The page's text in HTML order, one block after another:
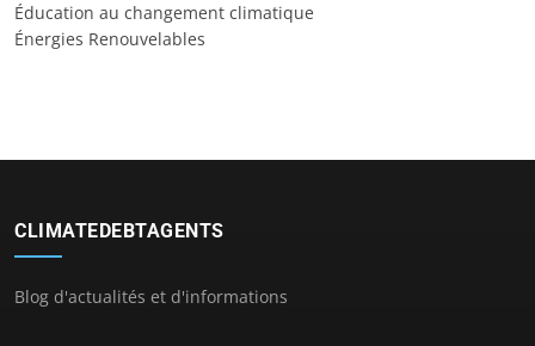
Éducation au changement climatique
Énergies Renouvelables
CLIMATEDEBTAGENTS
Blog d'actualités et d'informations